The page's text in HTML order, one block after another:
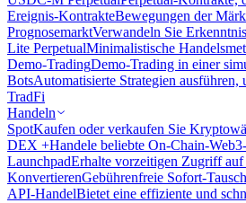
Ereignis-KontrakteBewegungen der
PrognosemarktVerwandeln Sie
Lite PerpetualMinimalistische
Demo-TradingDemo-Trading in einer
BotsAutomatisierte Strategien
TradFi
Handeln
SpotKaufen oder verkaufen Sie
DEX +Handele beliebte On-Chain-
LaunchpadErhalte vorzeitigen Zugriff
KonvertierenGebührenfreie Sofort-
API-HandelBietet eine effiziente und